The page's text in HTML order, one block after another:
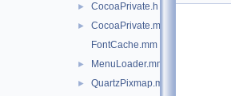
► CocoaPrivate.h
►
CocoaPrivate.mm
FontCache.mm
► MenuLoader.mm
► QuartzPixmap.mm